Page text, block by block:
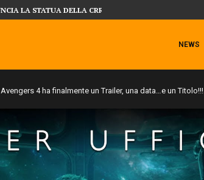
NEWS
Avengers 4 ha finalmente un Trailer, una data…e un Titolo!!!